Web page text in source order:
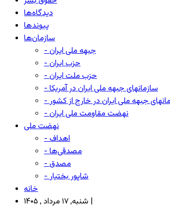
دیدگاه‌ها
پیوندها
سازمان‌ها
- جبهه ملی ایران
- حزب ایران
- حزب ملت ایران
- سازمانهای جبهه ملی ایران در آمریکا
جبهه ملی ایران در خارج از کشور
- نهضت مقاومت ملی ایران
نهضت ملی
- اهداف
- مصدقی‌ها
- مصدق
- شاپور بختیار
خانه
شنبه, ۱۷ مرداد , ۱۴۰۵ |